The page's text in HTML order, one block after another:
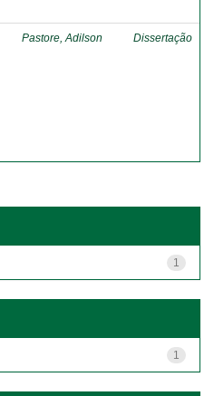
Pastore, Adilson Dissertação
1
1